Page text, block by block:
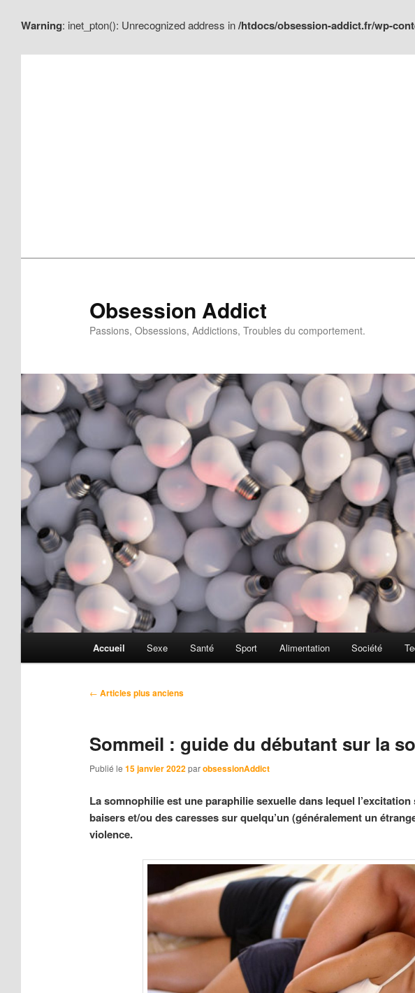
Warning: inet_pton(): Unrecognized address in/htdocs/obsession-addict.fr/wp-
au
au
Obsession Addict
Passions, Obsessions, Addictions, Troubles du comportement.
Accueil Sexe Santé Sport Alimentation Société
Navigation
← Articles plus anciens
Sommeil : guide du débutant sur la
Publié le 15 janvier 2022 parobsessionAddict
La somnophilie est une paraphilie sexuelle dans lequel
baisers et/ou des caresses sur quelqu’un (généralement un
violence.